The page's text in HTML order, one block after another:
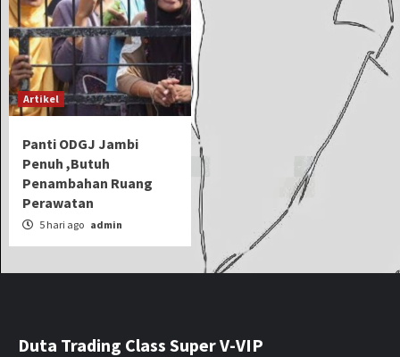
Artikel
Panti ODGJ Jambi
Penuh ,Butuh
Penambahan Ruang
Perawatan
5 hari ago admin
Duta Trading Class Super V-VIP